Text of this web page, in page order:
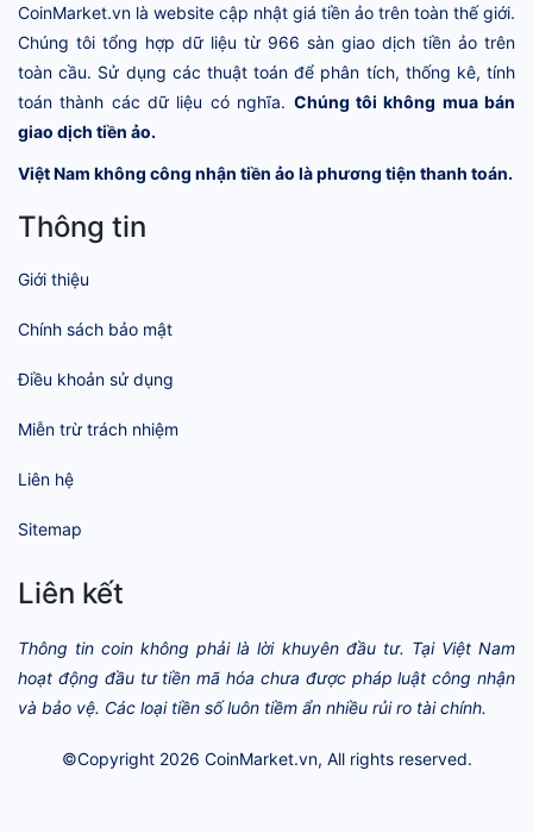
CoinMarket.vn là website cập nhật giá tiền ảo trên toàn thế giới.
Chúng tôi tổng hợp dữ liệu từ 966 sàn giao dịch tiền ảo trên
toàn cầu. Sử dụng các thuật toán để phân tích, thống kê, tính
toán thành các dữ liệu có nghĩa. Chúng tôi không mua bán
giao dịch tiền ảo.
Việt Nam không công nhận tiền ảo là phương tiện thanh toán.
Thông tin
Giới thiệu
Chính sách bảo mật
Điều khoản sử dụng
Miễn trừ trách nhiệm
Liên hệ
Sitemap
Liên kết
Thông tin coin không phải là lời khuyên đầu tư. Tại Việt Nam
hoạt động đầu tư tiền mã hóa chưa được pháp luật công nhận
và bảo vệ. Các loại tiền số luôn tiềm ẩn nhiều rủi ro tài chính.
©Copyright 2026 CoinMarket.vn, All rights reserved.